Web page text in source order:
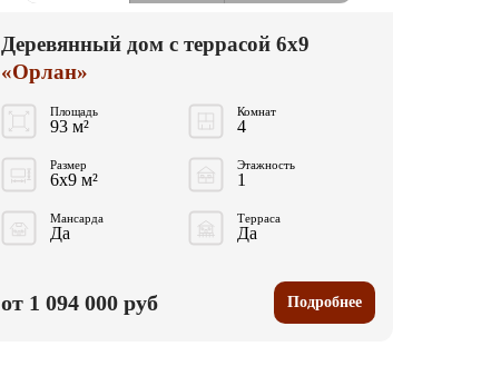
Деревянный дом с террасой 6x9
«Орлан»
Площадь
93 м²
Комнат
4
Размер
6x9 м²
Этажность
1
Мансарда
Да
Терраса
Да
от 1 094 000 руб Подробнее